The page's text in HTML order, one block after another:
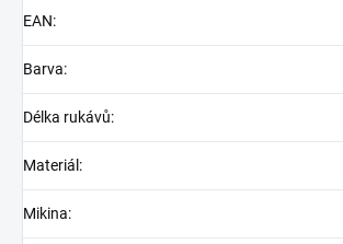
EAN:
Barva:
Délka rukávů:
Materiál :
Mikina: